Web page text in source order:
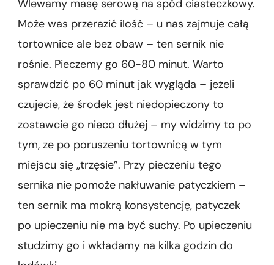
Wlewamy masę serową na spód ciasteczkowy.
Może was przerazić ilość – u nas zajmuje całą
tortownice ale bez obaw – ten sernik nie
rośnie. Pieczemy go 60-80 minut. Warto
sprawdzić po 60 minut jak wygląda – jeżeli
czujecie, że środek jest niedopieczony to
zostawcie go nieco dłużej – my widzimy to po
tym, ze po poruszeniu tortownicą w tym
miejscu się „trzęsie”. Przy pieczeniu tego
sernika nie pomoże nakłuwanie patyczkiem –
ten sernik ma mokrą konsystencję, patyczek
po upieczeniu nie ma być suchy. Po upieczeniu
studzimy go i wkładamy na kilka godzin do